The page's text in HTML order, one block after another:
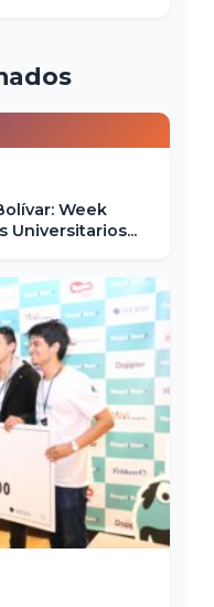
Week
Universitarios...